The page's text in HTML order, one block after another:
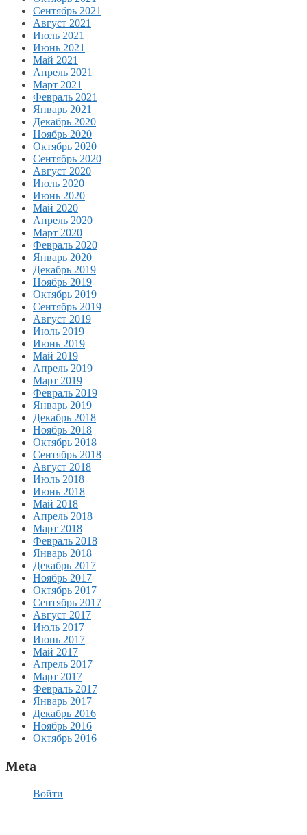
Сентябрь 2021
Август 2021
Июль 2021
Июнь 2021
Май 2021
Апрель 2021
Март 2021
Февраль 2021
Январь 2021
Декабрь 2020
Ноябрь 2020
Октябрь 2020
Сентябрь 2020
Август 2020
Июль 2020
Июнь 2020
Май 2020
Апрель 2020
Март 2020
Февраль 2020
Январь 2020
Декабрь 2019
Ноябрь 2019
Октябрь 2019
Сентябрь 2019
Август 2019
Июль 2019
Июнь 2019
Май 2019
Апрель 2019
Март 2019
Февраль 2019
Январь 2019
Декабрь 2018
Ноябрь 2018
Октябрь 2018
Сентябрь 2018
Август 2018
Июль 2018
Июнь 2018
Май 2018
Апрель 2018
Март 2018
Февраль 2018
Январь 2018
Декабрь 2017
Ноябрь 2017
Октябрь 2017
Сентябрь 2017
Август 2017
Июль 2017
Июнь 2017
Май 2017
Апрель 2017
Март 2017
Февраль 2017
Январь 2017
Декабрь 2016
Ноябрь 2016
Октябрь 2016
Meta
Войти